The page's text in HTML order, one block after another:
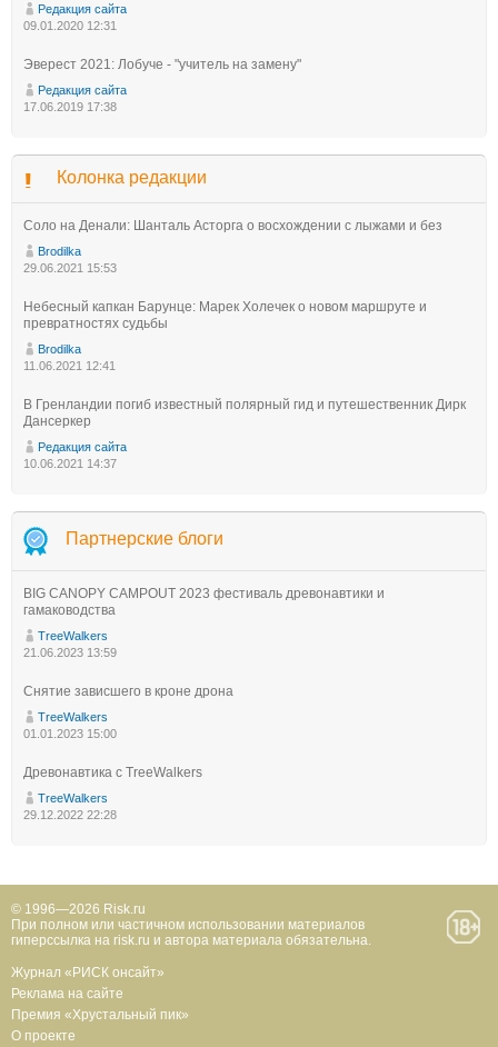
Редакция сайта
09.01.2020 12:31
Эверест 2021: Лобуче - "учитель на замену"
Редакция сайта
17.06.2019 17:38
Колонка редакции
Соло на Денали: Шанталь Асторга о восхождении с лыжами и без
Brodilka
29.06.2021 15:53
Небесный капкан Барунце: Марек Холечек о новом маршруте и
превратностях судьбы
Brodilka
11.06.2021 12:41
В Гренландии погиб известный полярный гид и путешественник Дирк
Дансеркер
Редакция сайта
10.06.2021 14:37
Партнерские блоги
BIG CANOPY CAMPOUT 2023 фестиваль древонавтики и
гамаководства
TreeWalkers
21.06.2023 13:59
Снятие зависшего в кроне дрона
TreeWalkers
01.01.2023 15:00
Древонавтика с TreeWalkers
TreeWalkers
29.12.2022 22:28
© 1996—2026 Risk.ru
При полном или частичном использовании материалов
гиперссылка на risk.ru и автора материала обязательна.
Журнал «РИСК онсайт»
Реклама на сайте
Премия «Хрустальный пик»
О проекте